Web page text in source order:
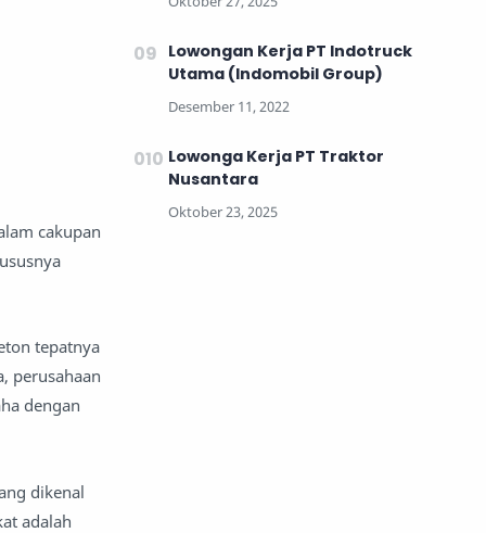
cakupan
tepatnya
perusahaan
dengan
dikenal
adalah
Lowongan Kerja PT Indotruck
Utama (Indomobil Group)
Lowonga Kerja PT Traktor
Nusantara